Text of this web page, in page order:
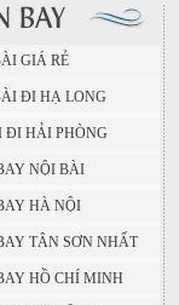
GIÁ RẺ
ĐI HẠ LONG
ĐI HẢI PHÒNG
NỘI BÀI
HÀ NỘI
TÂN SƠN NHẤT
HỒ CHÍ MINH